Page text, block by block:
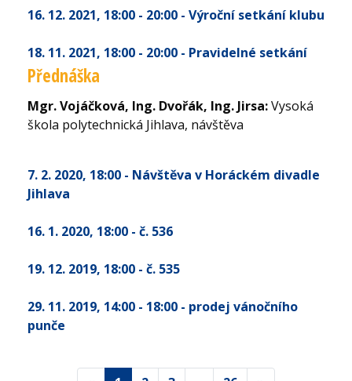
16. 12. 2021, 18:00 - 20:00 - Výroční setkání klubu
18. 11. 2021, 18:00 - 20:00 - Pravidelné setkání
Přednáška
Mgr. Vojáčková, Ing. Dvořák, Ing. Jirsa:Vysoká
škola polytechnická Jihlava, návštěva
7. 2. 2020, 18:00 - Návštěva v Horáckém divadle
Jihlava
16. 1. 2020, 18:00 - č. 536
19. 12. 2019, 18:00 - č. 535
29. 11. 2019, 14:00 - 18:00 - prodej vánočního
punče